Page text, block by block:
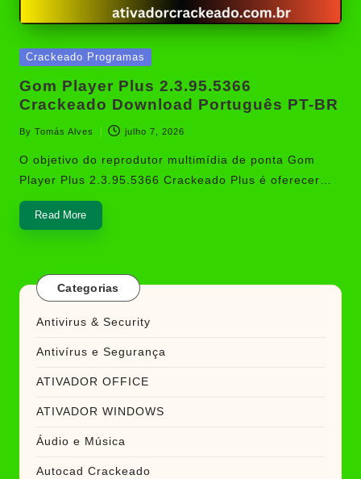
Posted
Crackeado Programas
Gom Player Plus 2.3.95.5366
Crackeado Download Português PT-BR
Posted
by
By Tomás Alves julho 7, 2026
O objetivo do reprodutor multimídia de ponta Gom
Player Plus 2.3.95.5366 Crackeado Plus é oferecer…
Read More
Categorias
Antivirus & Security
Antivírus e Segurança
ATIVADOR OFFICE
ATIVADOR WINDOWS
Áudio e Música
Autocad Crackeado